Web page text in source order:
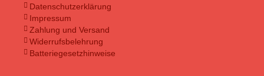
Datenschutzerklärung
Impressum
Zahlung und Versand
Widerrufsbelehrung
Batteriegesetzhinweise